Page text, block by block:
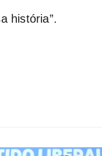
história”.